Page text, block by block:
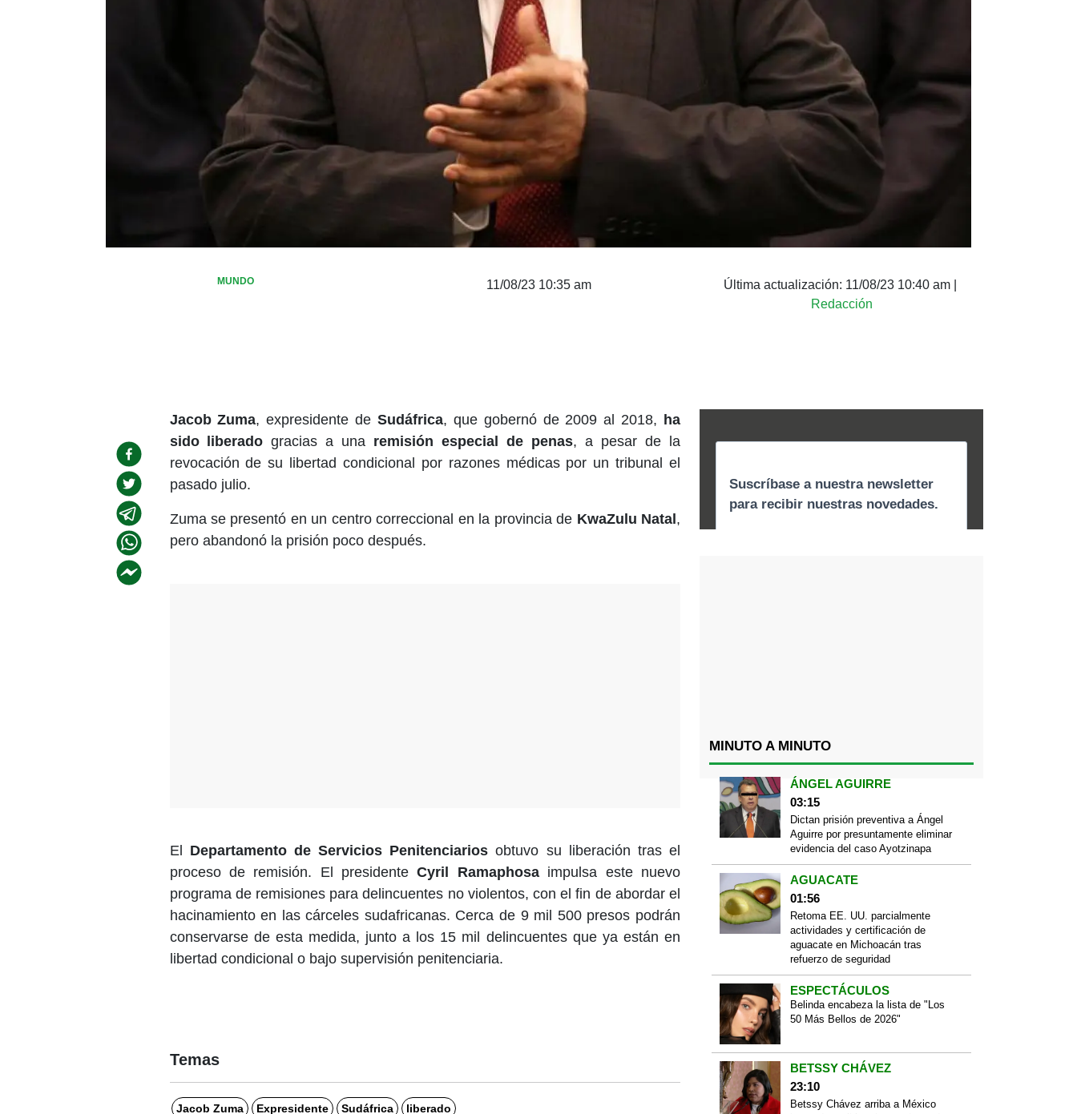
MUNDO 11/08/23 10:35 am Última actualización: 11/08/23 10:40 am|
Redacción
Jacob Zuma, expresidente de Sudáfrica, que gobernó de 2009 al 2018, ha
sido liberadogracias a una remisión especial de penas, a pesar de la
revocación de su libertad condicional por razones médicas por un tribunal el
pasado julio.
Zuma se presentó en un centro correccional en la provincia de KwaZulu Natal ,
pero abandonó la prisión poco después.
El Departamento de Servicios Penitenciarios obtuvo su liberación tras el
proceso de remisión. El presidenteCyril Ramaphosaimpulsa este nuevo
programa de remisiones para delincuentes no violentos, con el fin de abordar el
hacinamiento en las cárceles sudafricanas. Cerca de 9 mil 500 presos podrán
conservarse de esta medida, junto a los 15 mil delincuentes que ya están en
libertad condicional o bajo supervisión penitenciaria.
Temas
Jacob Zuma Expresidente Sudáfrica liberado
MINUTO A MINUTO
ÁNGEL AGUIRRE
03:15
Dictan prisión preventiva a Ángel
Aguirre por presuntamente eliminar
evidencia del caso Ayotzinapa
AGUACATE
01:56
Retoma EE. UU. parcialmente
actividades y certificación de
aguacate en Michoacán tras
refuerzo de seguridad
ESPECTÁCULOS
Belinda encabeza la lista de "Los
50 Más Bellos de 2026"
BETSSY CHÁVEZ
23:10
Betssy Chávez arriba a México